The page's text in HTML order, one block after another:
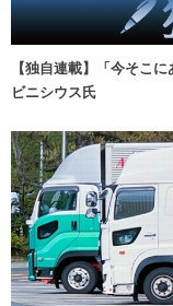
【独自連載】「今そこ
ビニシウス氏